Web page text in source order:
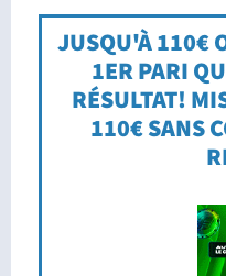
JUSQU'À 110€
1ER PARI
RÉSULTAT!
110€ SANS